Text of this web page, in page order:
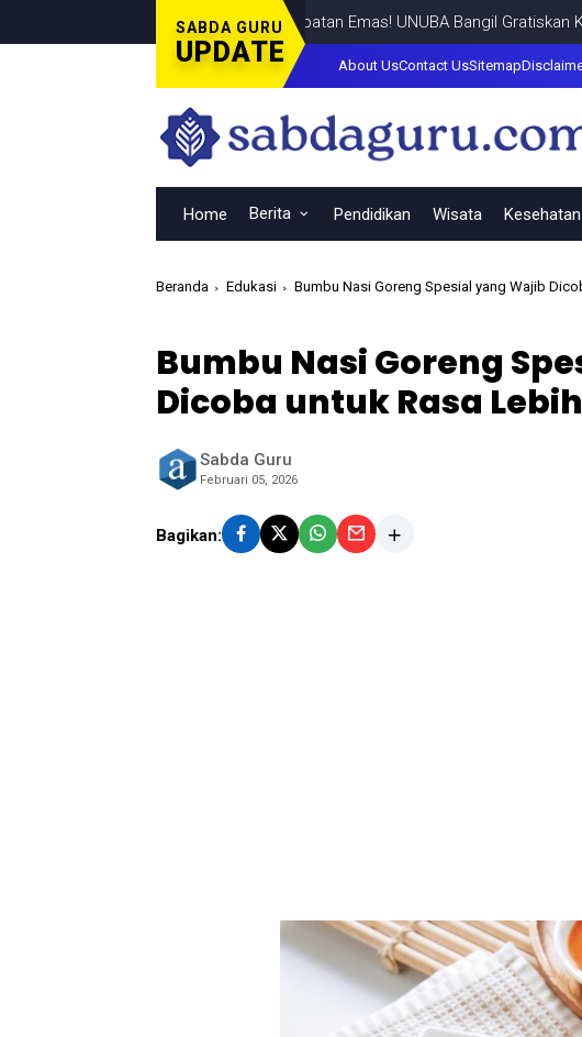
SABDA GURU
UPDATE
Kesempatan Emas! UNUBA Bangil Gratiskan Kuliah
About UsContact UsSitemap
Home Berita Pendidikan Wisata Kesehatan
Beranda Edukasi Bumbu Nasi Goreng Spesial yang Wajib
Bumbu Nasi Goreng
Dicoba untuk Rasa
Sabda Guru
Februari 05, 2026
Bagikan: